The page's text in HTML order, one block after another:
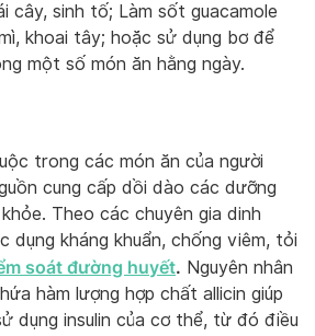
cây, sinh tố; Làm sốt guacamole
khoai tây; hoặc sử dụng bơ để
một số món ăn hằng ngày.
trong các món ăn của người
cung cấp dồi dào các dưỡng
Theo các chuyên gia dinh
dụng kháng khuẩn, chống viêm, tỏi
soát đường huyết. Nguyên nhân
hàm lượng hợp chất allicin giúp
dụng insulin của cơ thể, từ đó điều